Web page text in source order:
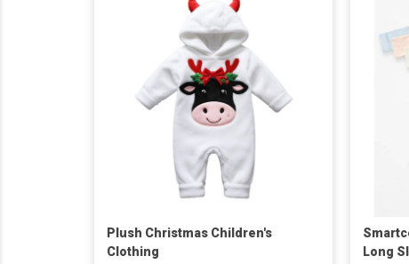
Plush Christmas Children's
Clothing
Long